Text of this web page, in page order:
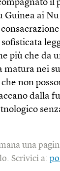
il
ai
più che
matura nei
non
dalla
una
Scrivici a: